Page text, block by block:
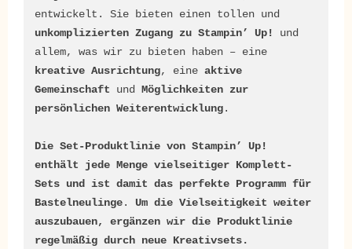
unkomplizierten Zugang zu Stampin’ Up!
und
kreative Ausrichtung, eine aktive
Gemeinschaft und Möglichkeiten zur
persönlichen Weiterentwicklung.
Die Set-Produktlinie von Stampin’ Up!
enthält jede Menge vielseitiger Komplett-
Sets und ist damit das perfekte Programm für
Bastelneulinge.
Um die Vielseitigkeit weiter
auszubauen, ergänzen wir die Produktlinie
regelmäßig durch neue Kreativsets.